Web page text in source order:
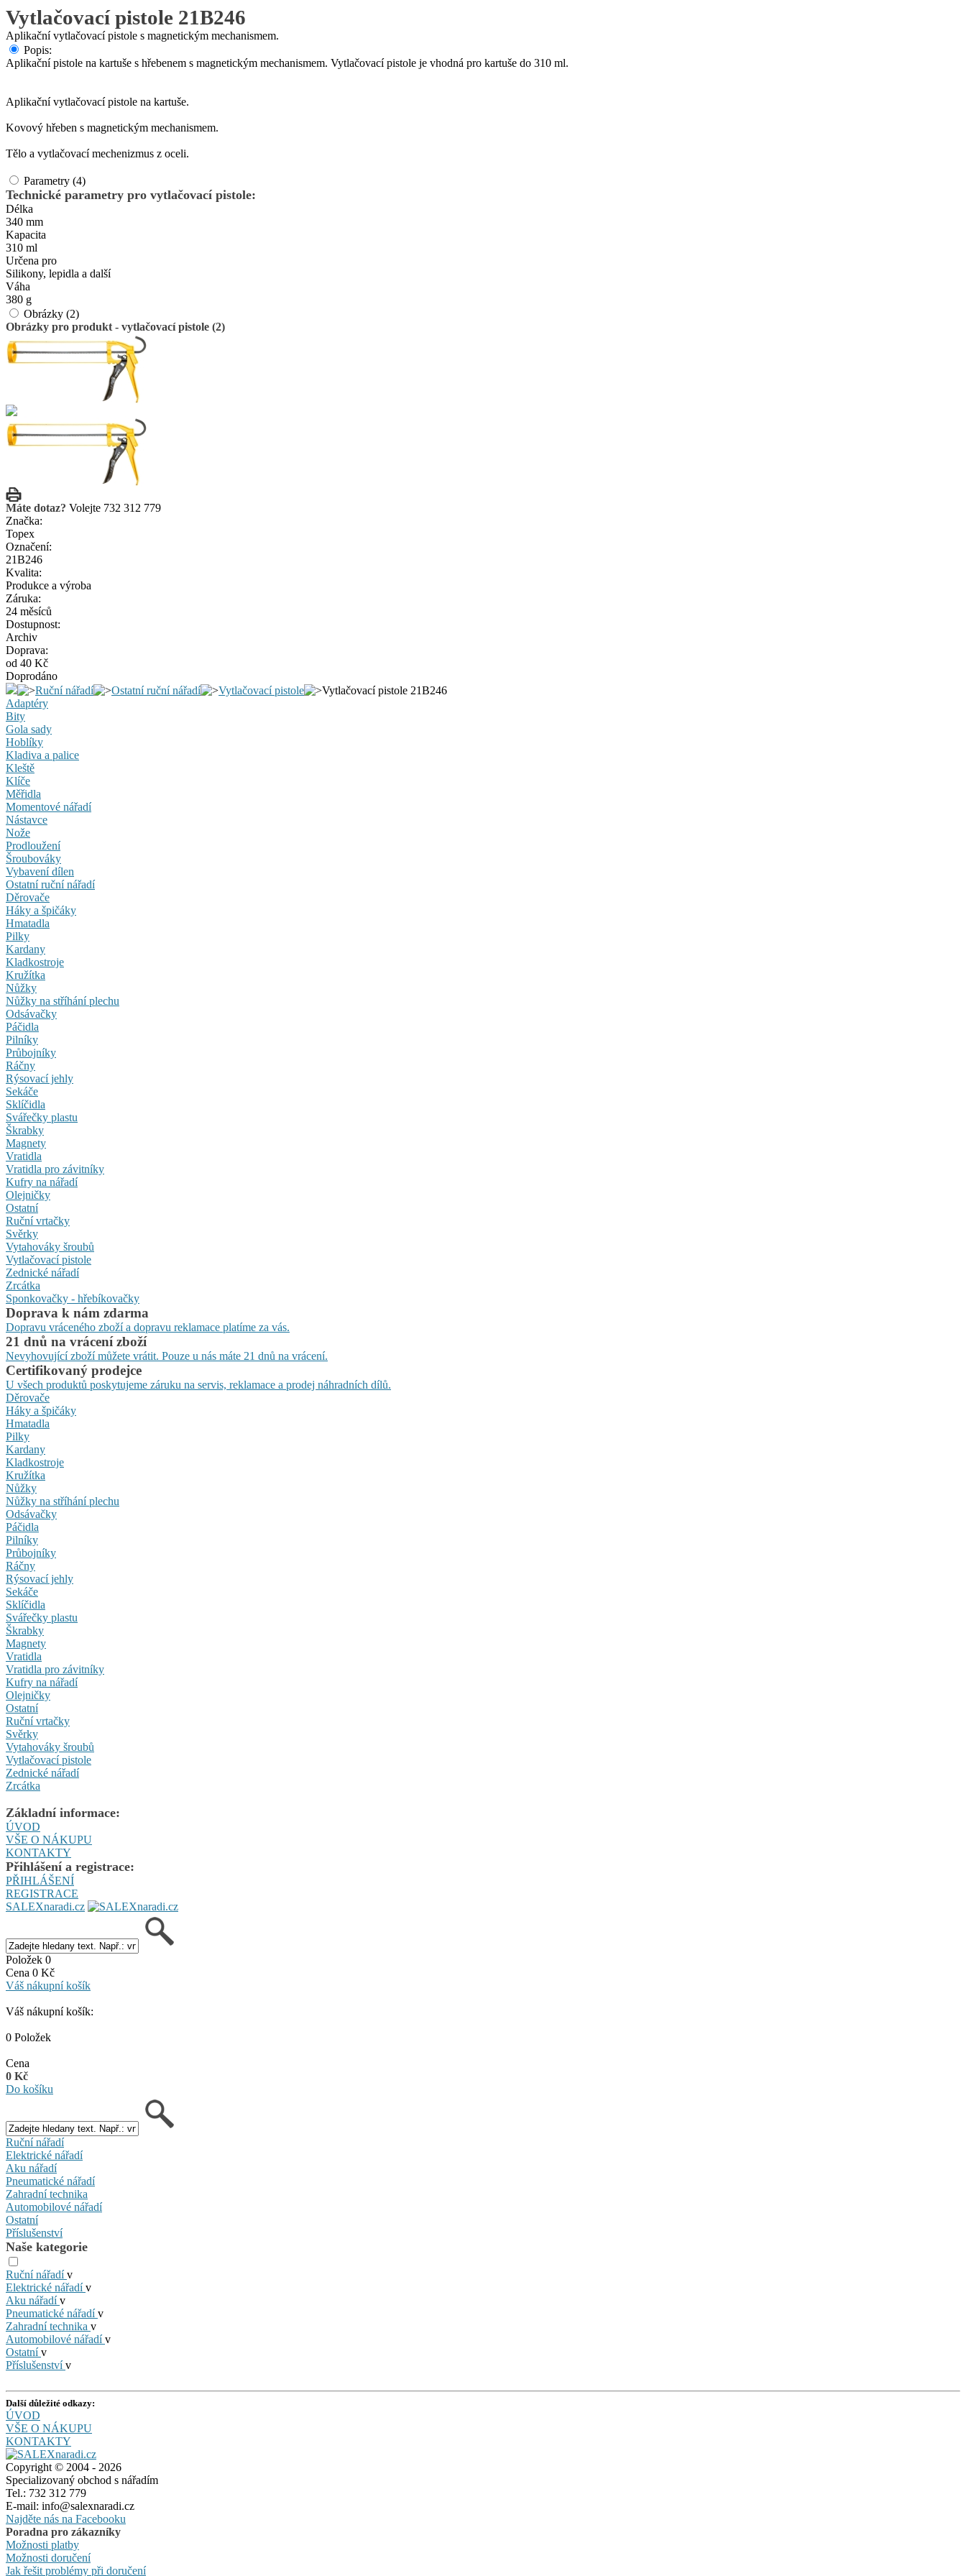
Vytlačovací pistole 21B246
Aplikační vytlačovací pistole s magnetickým mechanismem.
Popis:
Aplikační pistole na kartuše s hřebenem s magnetickým mechanismem. Vytlačovací pistole je vhodná pro kartuše do 310 ml.
Aplikační vytlačovací pistole na kartuše.
Kovový hřeben s magnetickým mechanismem.
Tělo a vytlačovací mechenizmus z oceli.
Parametry (4)
Technické parametry pro vytlačovací pistole:
Délka
340 mm
Kapacita
310 ml
Určena pro
Silikony, lepidla a další
Váha
380 g
Obrázky (2)
Obrázky pro produkt - vytlačovací pistole (2)
Máte dotaz? Volejte 732 312 779
Značka:
Topex
Označení:
21B246
Kvalita:
Produkce a výroba
Záruka:
24 měsíců
Dostupnost:
Archiv
Doprava:
od 40 Kč
Doprodáno
Ruční nářadí
Ostatní ruční nářadí Vytlačovací pistole
Vytlačovací pistole 21B246
Adaptéry
Bity
Gola sady
Hoblíky
Kladiva a palice
Kleště
Klíče
Měřidla
Momentové nářadí
Nástavce
Nože
Prodloužení
Šroubováky
Vybavení dílen
Ostatní ruční nářadí
Děrovače
Háky a špičáky
Hmatadla
Pilky
Kardany
Kladkostroje
Kružítka
Nůžky
Nůžky na stříhání plechu
Odsávačky
Páčidla
Pilníky
Průbojníky
Ráčny
Rýsovací jehly
Sekáče
Sklíčidla
Svářečky plastu
Škrabky
Magnety
Vratidla
Vratidla pro závitníky
Kufry na nářadí
Olejničky
Ostatní
Ruční vrtačky
Svěrky
Vytahováky šroubů
Vytlačovací pistole
Zednické nářadí
Zrcátka
Sponkovačky - hřebíkovačky
Doprava k nám zdarma
Dopravu vráceného zboží a dopravu reklamace platíme za vás.
21 dnů na vrácení zboží
Nevyhovující zboží můžete vrátit. Pouze u nás máte 21 dnů na vrácení.
Certifikovaný prodejce
U všech produktů poskytujeme záruku na servis, reklamace a prodej náhradních dílů.
Děrovače
Háky a špičáky
Hmatadla
Pilky
Kardany
Kladkostroje
Kružítka
Nůžky
Nůžky na stříhání plechu
Odsávačky
Páčidla
Pilníky
Průbojníky
Ráčny
Rýsovací jehly
Sekáče
Sklíčidla
Svářečky plastu
Škrabky
Magnety
Vratidla
Vratidla pro závitníky
Kufry na nářadí
Olejničky
Ostatní
Ruční vrtačky
Svěrky
Vytahováky šroubů
Vytlačovací pistole
Zednické nářadí
Zrcátka
Základní informace:
ÚVOD
VŠE O NÁKUPU
KONTAKTY
Přihlášení a registrace:
PŘIHLÁŠENÍ
REGISTRACE
SALEXnaradi.cz
Položek 0
Cena 0 Kč
Váš nákupní košík
Váš nákupní košík:
0 Položek
Cena
0 Kč
Do košíku
Ruční nářadí
Elektrické nářadí
Aku nářadí
Pneumatické nářadí
Zahradní technika
Automobilové nářadí
Ostatní
Příslušenství
Naše kategorie
Ruční nářadív
Elektrické nářadív
Aku nářadív
Pneumatické nářadív
Zahradní technika v
Automobilové nářadív
Ostatnív
Příslušenstvív
Další důležité odkazy:
ÚVOD
VŠE O NÁKUPU
KONTAKTY
Copyright © 2004 - 2026
Specializovaný obchod s nářadím
Tel.: 732 312 779
E-mail: info@salexnaradi.cz
Najděte nás na Facebooku
Poradna pro zákazníky
Možnosti platby
Možnosti doručení
Jak řešit problémy při doručení